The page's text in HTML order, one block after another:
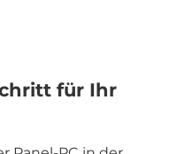
für Ihr